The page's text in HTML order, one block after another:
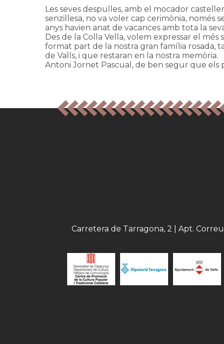
Les seves despulles, amb el mocador
senzillesa, no va voler cap cerimònia, només
anys havien anat de vacances amb tota la
Des de la Colla Vella, volem expressar el
format part de la nostra gran família rosada,
de Valls, i que restaran en la nostra memòria.
Antoni Jornet Pascual, de ben segur que els
Carretera de Tarragona, 2 | Apt.